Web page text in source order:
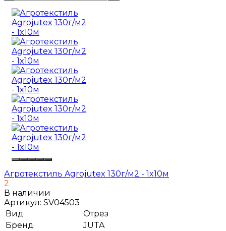
Агротекстиль Agrojutex 130г/м2 - 1x10м
2
В наличии
Артикул: SV04503
Вид
Отрез
Бренд
JUTA